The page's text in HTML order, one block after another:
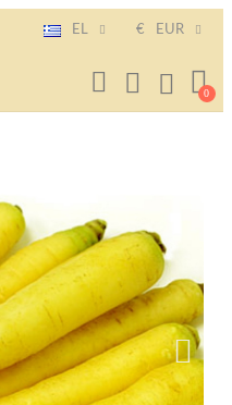
EL € EUR